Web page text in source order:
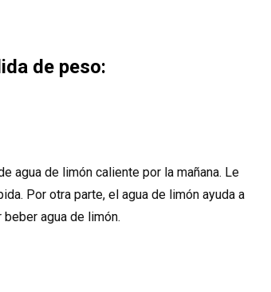
de peso:
agua de limón caliente por la mañana. Le
Por otra parte, el agua de limón ayuda a
agua de limón.